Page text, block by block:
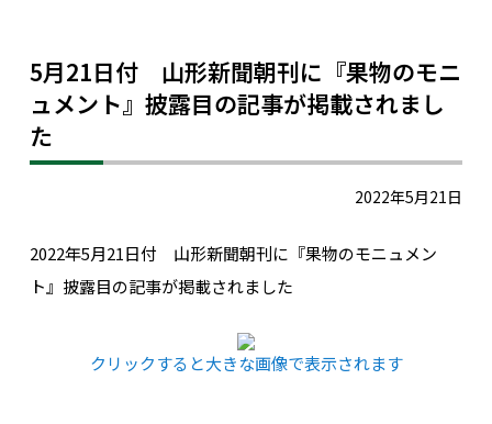
5月21日付 山形新聞朝刊に『果物のモニ
ュメント』披露目の記事が掲載されまし
た
2022年5月21日
2022年5月21日付 山形新聞朝刊に『果物のモニュメン
ト』披露目の記事が掲載されました
クリックすると大きな画像で表示されます